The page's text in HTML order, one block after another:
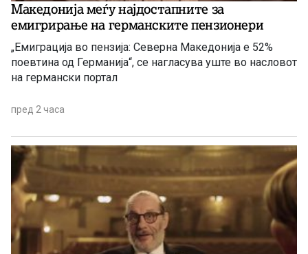
Македонија меѓу најдостапните за
емигрирање на германските пензионери
„Емиграција во пензија: Северна Македонија е 52%
поевтина од Германија“, се нагласува уште во насловот
на германски портал
пред 2 часа